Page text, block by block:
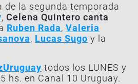
de la segunda temporada
, Celena Quintero canta
Ruben Rada, Valeria
, Lucas Sugo y la
todos los LUNES y
hs. en Canal 10 Uruguay.